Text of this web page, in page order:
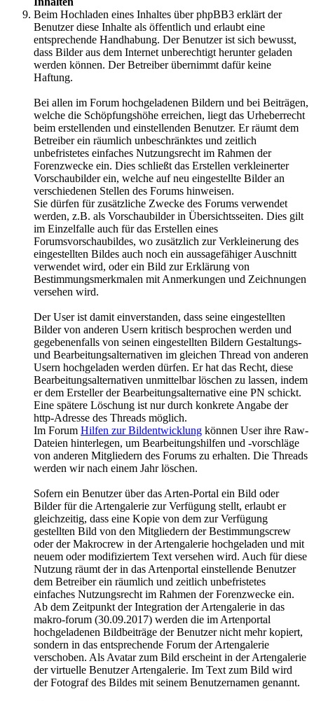
Beim Hochladen eines Inhaltes über phpBB3 erklärt der
Benutzer diese Inhalte als öffentlich und erlaubt eine
entsprechende Handhabung. Der Benutzer ist sich bewusst,
dass Bilder aus dem Internet unberechtigt herunter geladen
werden können. Der Betreiber übernimmt dafür keine
Haftung.
Bei allen im Forum hochgeladenen Bildern und bei Beiträgen,
welche die Schöpfungshöhe erreichen, liegt das Urheberrecht
beim erstellenden und einstellenden Benutzer. Er räumt dem
Betreiber ein räumlich unbeschränktes und zeitlich
unbefristetes einfaches Nutzungsrecht im Rahmen der
Forenzwecke ein. Dies schließt das Erstellen verkleinerter
Vorschaubilder ein, welche auf neu eingestellte Bilder an
verschiedenen Stellen des Forums hinweisen.
Sie dürfen für zusätzliche Zwecke des Forums verwendet
werden, z.B. als Vorschaubilder in Übersichtsseiten. Dies gilt
im Einzelfalle auch für das Erstellen eines
Forumsvorschaubildes, wo zusätzlich zur Verkleinerung des
eingestellten Bildes auch noch ein aussagefähiger Auschnitt
verwendet wird, oder ein Bild zur Erklärung von
Bestimmungsmerkmalen mit Anmerkungen und Zeichnungen
versehen wird.
Der User ist damit einverstanden, dass seine eingestellten
Bilder von anderen Usern kritisch besprochen werden und
gegebenenfalls von seinen eingestellten Bildern Gestaltungs-
und Bearbeitungsalternativen im gleichen Thread von anderen
Usern hochgeladen werden dürfen. Er hat das Recht, diese
Bearbeitungsalternativen unmittelbar löschen zu lassen, indem
er dem Ersteller der Bearbeitungsalternative eine PN schickt.
Eine spätere Löschung ist nur durch konkrete Angabe der
http-Adresse des Threads möglich.
Im Forum Hilfen zur Bildentwicklung können User ihre Raw-
Dateien hinterlegen, um Bearbeitungshilfen und -vorschläge
von anderen Mitgliedern des Forums zu erhalten. Die Threads
werden wir nach einem Jahr löschen.
Sofern ein Benutzer über das Arten-Portal ein Bild oder
Bilder für die Artengalerie zur Verfügung stellt, erlaubt er
gleichzeitig, dass eine Kopie von dem zur Verfügung
gestellten Bild von den Mitgliedern der Bestimmungscrew
oder der Makrocrew in der Artengalerie hochgeladen und mit
neuem oder modifiziertem Text versehen wird. Auch für diese
Nutzung räumt der in das Artenportal einstellende Benutzer
dem Betreiber ein räumlich und zeitlich unbefristetes
einfaches Nutzungsrecht im Rahmen der Forenzwecke ein.
Ab dem Zeitpunkt der Integration der Artengalerie in das
makro-forum (30.09.2017) werden die im Artenportal
hochgeladenen Bildbeiträge der Benutzer nicht mehr kopiert,
sondern in das entsprechende Forum der Artengalerie
verschoben. Als Avatar zum Bild erscheint in der Artengalerie
der virtuelle Benutzer Artengalerie. Im Text zum Bild wird
der Fotograf des Bildes mit seinem Benutzernamen genannt.